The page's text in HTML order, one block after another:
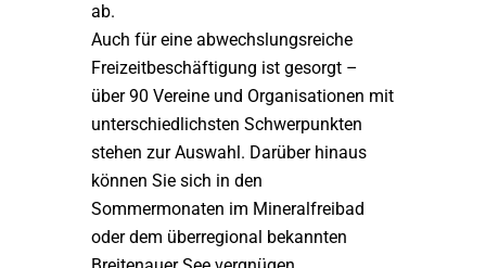
ab.
Auch für eine abwechslungsreiche
Freizeitbeschäftigung ist gesorgt –
über 90 Vereine und Organisationen mit
unterschiedlichsten Schwerpunkten
stehen zur Auswahl. Darüber hinaus
können Sie sich in den
Sommermonaten im Mineralfreibad
oder dem überregional bekannten